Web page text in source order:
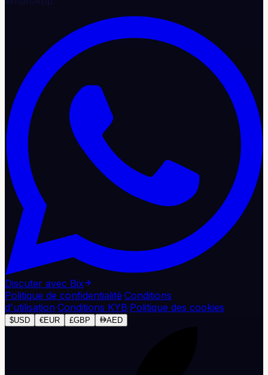
Discuter avec Bix
Politique de confidentialité·Conditions
d'utilisation·Conditions KYB·Politique des cookies
$USD €EUR £GBP AED